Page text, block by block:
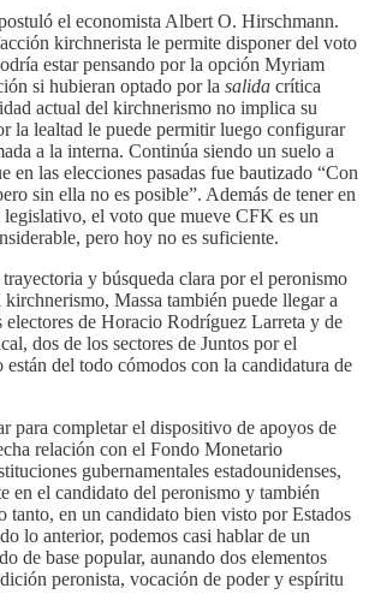
el economista Albert O. Hirschmann.
kirchnerista le permite disponer del voto
estar pensando por la opción Myriam
si hubieran optado por la salida crítica
actual del kirchnerismo no implica su
la lealtad le puede permitir luego configurar
a la interna. Continúa siendo un suelo a
en las elecciones pasadas fue bautizado “Con
sin ella no es posible”. Además de tener en
legislativo, el voto que mueve CFK es un
pero hoy no es suficiente.
y búsqueda clara por el peronismo
Massa también puede llegar a
electores de Horacio Rodríguez Larreta y de
dos de los sectores de Juntos por el
del todo cómodos con la candidatura de
para completar el dispositivo de apoyos de
relación con el Fondo Monetario
gubernamentales estadounidenses,
en el candidato del peronismo y también
tanto, en un candidato bien visto por Estados
lo anterior, podemos casi hablar de un
de base popular, aunando dos elementos
peronista, vocación de poder y espíritu